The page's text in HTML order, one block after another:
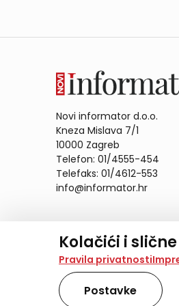
Kolačići i
Na našoj web stranici
analiziramo promet na
također koriste ove
Odabirom opcije „Samo
Pravila privatnosti
Postavke
Novi informator d.o.o.
Kneza Mislava 7/1
10000 Zagreb
Telefon: 01/4555-454
Telefaks: 01/4612-553
info@informator.hr